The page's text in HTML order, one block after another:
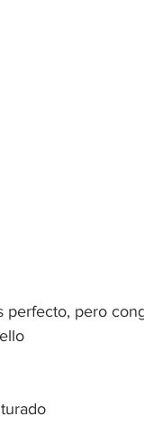
perfecto, pero